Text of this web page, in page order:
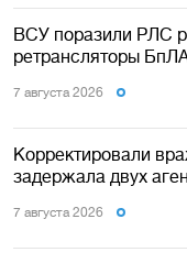
ВСУ поразили РЛС
ретрансляторы
7 августа 2026
Корректировали
задержала двух
7 августа 2026